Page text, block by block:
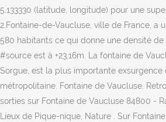
5.133330 (latitude, longitude) pour une
2.Fontaine-de-Vaucluse, ville de France, a
580 habitants ce qui donne une densité de
#source est à +23,16m. La fontaine de
Sorgue, est la plus importante exsurgence
métropolitaine. Fontaine de Vaucluse.
sorties sur Fontaine de Vaucluse 84800 -
Lieux de Pique-nique, Nature . Sur